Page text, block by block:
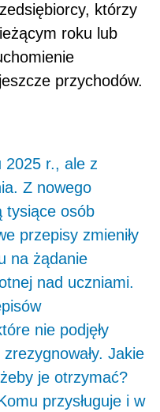
którzy
roku lub
przychodów.
2025 r., ale z
Z nowego
tysiące osób
przepisy zmieniły
na żądanie
nad uczniami.
nie podjęły
Jakie
je otrzymać?
przysługuje i w